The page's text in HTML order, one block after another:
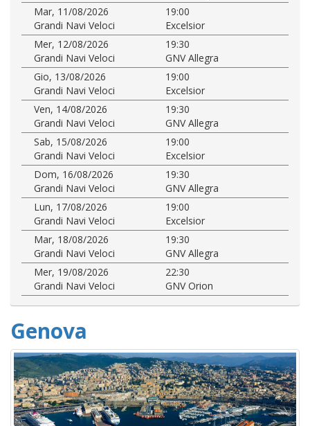
Mar, 11/08/2026
19:00
Grandi Navi Veloci
Excelsior
Mer, 12/08/2026
19:30
Grandi Navi Veloci
GNV Allegra
Gio, 13/08/2026
19:00
Grandi Navi Veloci
Excelsior
Ven, 14/08/2026
19:30
Grandi Navi Veloci
GNV Allegra
Sab, 15/08/2026
19:00
Grandi Navi Veloci
Excelsior
Dom, 16/08/2026
19:30
Grandi Navi Veloci
GNV Allegra
Lun, 17/08/2026
19:00
Grandi Navi Veloci
Excelsior
Mar, 18/08/2026
19:30
Grandi Navi Veloci
GNV Allegra
Mer, 19/08/2026
22:30
Grandi Navi Veloci
GNV Orion
Genova